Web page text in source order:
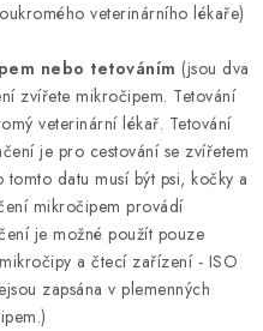
veterinárního lékaře)
nebo tetováním (jsou dva
zvířete mikročipem. Tetování
veterinární lékař. Tetování
je pro cestování se zvířetem
datu musí být psi, kočky a
mikročipem provádí
je možné použít pouze
a čtecí zařízení - ISO
zapsána v plemenných